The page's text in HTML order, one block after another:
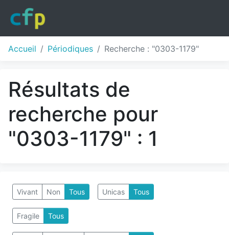
Accueil Périodiques Recherche : "0303-1179"
Résultats de
recherche pour
"0303-1179" : 1
Vivant Non Tous Unicas Tous
Fragile Tous